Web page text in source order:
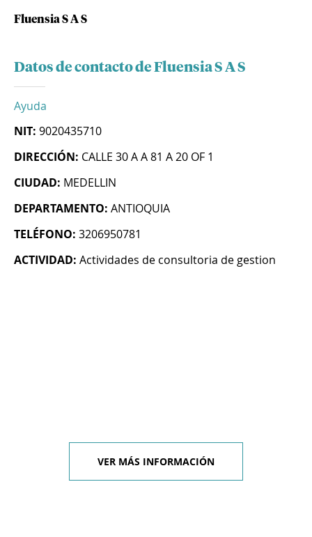
Fluensia S A S
Datos de contacto de Fluensia S A S
Ayuda
NIT: 9020435710
DIRECCIÓN: CALLE 30 A A 81 A 20 OF 1
CIUDAD: MEDELLIN
DEPARTAMENTO: ANTIOQUIA
TELÉFONO: 3206950781
ACTIVIDAD: Actividades de consultoria de gestion
VER MÁS INFORMACIÓN